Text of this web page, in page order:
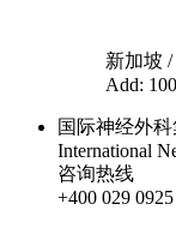
新加坡 /
Add:
国际神经外科
International
咨询热线
+400 029 0925